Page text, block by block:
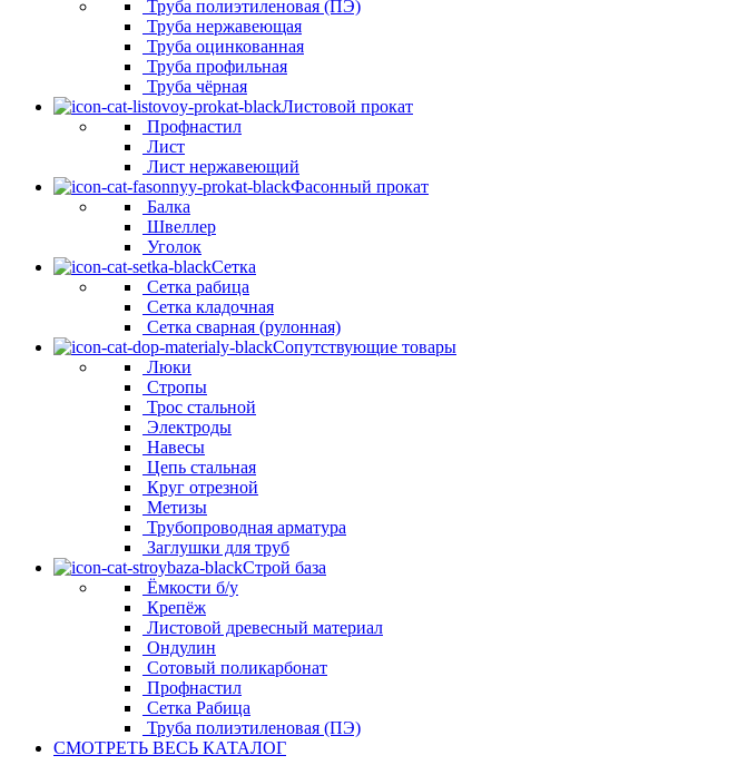
Труба полиэтиленовая (ПЭ)
Труба нержавеющая
Труба оцинкованная
Труба профильная
Труба чёрная
Листовой прокат
Профнастил
Лист
Лист нержавеющий
Фасонный прокат
Балка
Швеллер
Уголок
Сетка
Сетка рабица
Сетка кладочная
Сетка сварная (рулонная)
Сопутствующие товары
Люки
Стропы
Трос стальной
Электроды
Навесы
Цепь стальная
Круг отрезной
Метизы
Трубопроводная арматура
Заглушки для труб
Строй база
Ёмкости б/у
Крепёж
Листовой древесный материал
Ондулин
Сотовый поликарбонат
Профнастил
Сетка Рабица
Труба полиэтиленовая (ПЭ)
СМОТРЕТЬ ВЕСЬ КАТАЛОГ